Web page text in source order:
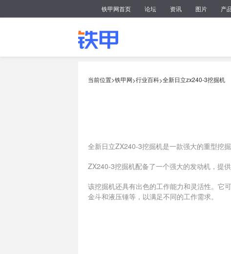
铁甲网首页 论坛 资讯 图片 产
当前位置>铁甲网>行业百科>全新日立zx240-3挖掘机
全新日立ZX240-3挖掘机是一款强大的重型挖
ZX240-3挖掘机配备了一个强大的发动机，提
该挖掘机还具有出色的工作能力和灵活性。它
金斗和液压锤等，以满足不同的工作需求。
总的来说，全新日立ZX240-3挖掘机是一款强